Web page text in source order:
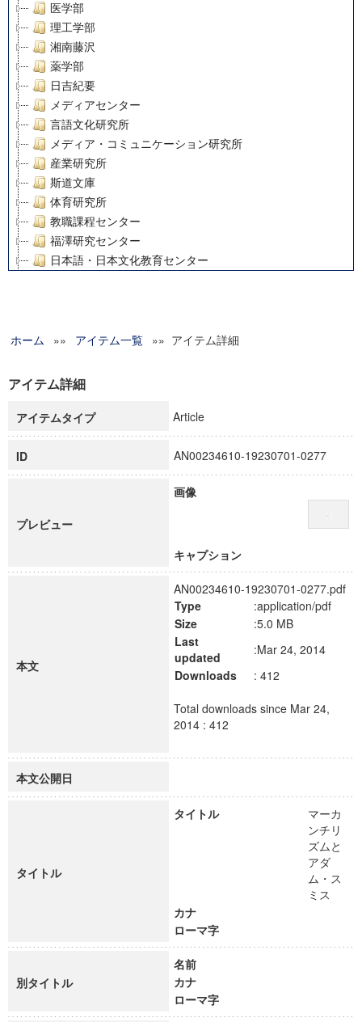
医学部
理工学部
湘南藤沢
薬学部
日吉紀要
メディアセンター
言語文化研究所
メディア・コミュニケーション研究所
産業研究所
斯道文庫
体育研究所
教職課程センター
福澤研究センター
日本語・日本文化教育センター
グローバルリサーチインスティテュート
科学研究費補助金研究成果報告書
慶應義塾大学グローバルCOEプログラム市民社会ガバナンス
慶應義塾大学グローバルCOEプログラム論理と感性の先端的
博士課程教育リーディングプログラム「超成熟社会発展のサ
学術雑誌掲載論文等(8)
ホーム »» アイテム一覧 »» アイテム詳細
アイテム詳細
アイテムタイプ Article
ID AN00234610-19230701-0277
プレビュー
画像
キャプション
本文
AN00234610-19230701-0277.pdf
Type
:application/pdf
Size
:5.0 MB
Last
updated
:Mar 24, 2014
Downloads
: 412
Total downloads since Mar 24,
2014 : 412
本文公開日
タイトル
タイトル
マーカ
ンチリ
ズムと
アダ
ム・ス
ミス
カナ
ローマ字
別タイトル
名前
カナ
ローマ字